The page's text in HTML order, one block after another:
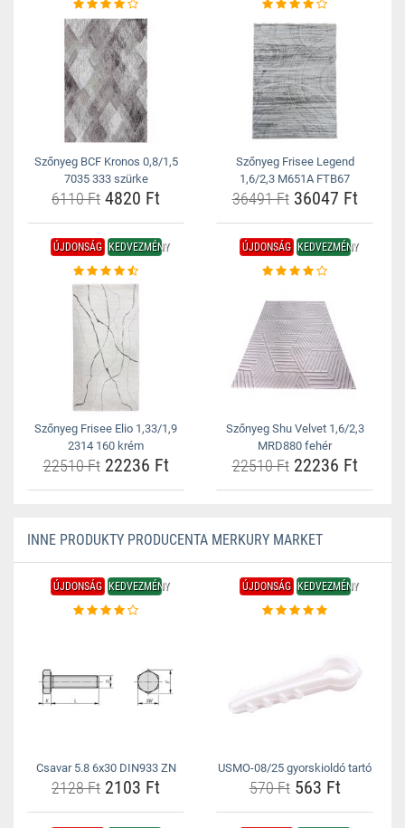
Szőnyeg BCF Kronos 0,8/1,5
7035 333 szürke
6110 Ft 4820 Ft
Szőnyeg Frisee Legend
1,6/2,3 M651A FTB67
36491 Ft36047 Ft
ÚJDONSÁG KEDVEZMÉNY
Szőnyeg Frisee Elio 1,33/1,9
2314 160 krém
22510 Ft22236 Ft
ÚJDONSÁG KEDVEZMÉNY
Szőnyeg Shu Velvet 1,6/2,3
MRD880 fehér
22510 Ft22236 Ft
INNE PRODUKTY PRODUCENTA MERKURY MARKET
ÚJDONSÁG KEDVEZMÉNY
Csavar 5.8 6x30 DIN933 ZN
2128 Ft 2103 Ft
ÚJDONSÁG KEDVEZMÉNY
USMO-08/25 gyorskioldó tartó
570 Ft563 Ft